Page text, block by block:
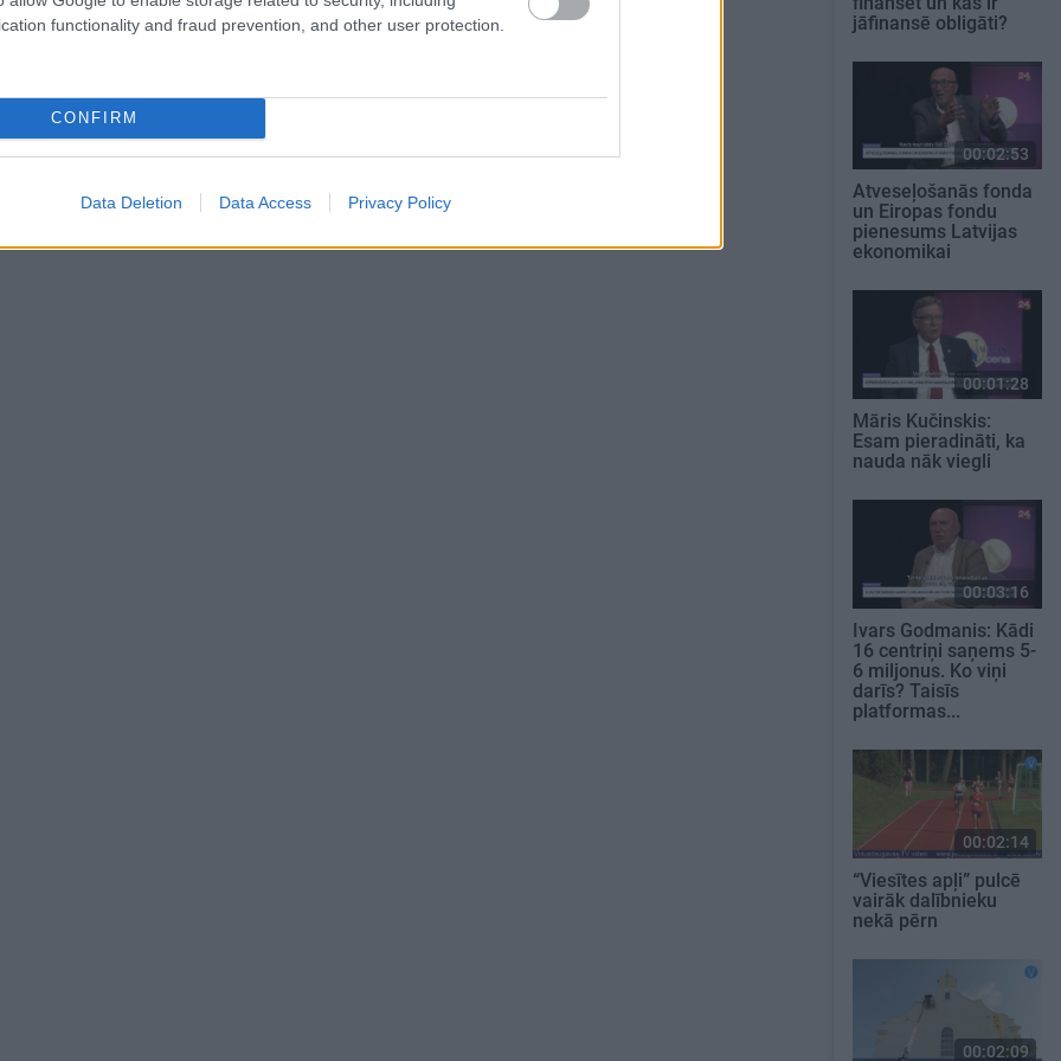
functionality and fraud prevention, and other user protection.
CONFIRM
Data Deletion Data Access Privacy Policy
jāfinansē obligāti?
00:02:53
Atveseļošanās fonda
un Eiropas fondu
pienesums Latvijas
ekonomikai
00:01:28
Māris Kučinskis:
Esam pieradināti, ka
nauda nāk viegli
00:03:16
Ivars Godmanis: Kādi
16 centriņi saņems 5-
6 miljonus. Ko viņi
darīs? Taisīs
platformas...
00:02:14
“Viesītes apļi” pulcē
vairāk dalībnieku
nekā pērn
00:02:09